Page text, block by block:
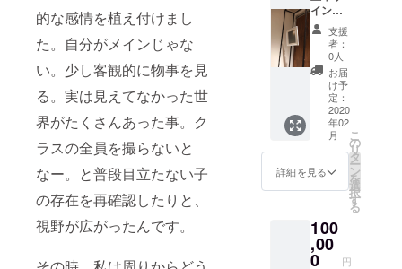
的な感情を植え付けまし
た。自分がメインじゃな
い。少し客観的に物事を見
る。実は見えてなかった世
界がたくさんあった事。ク
ラスの全員を撮らないと
なー。と普段目立たない子
の存在を再確認したりと、
視野が広がったんです。
確実に積
み、時には
自らダン
サーや被写
体をこなし
在。彼女の
「躍動感」
だけでは無
空気感や色
合いをここ
数年で物に
す。 額
装のイ
メージ
です！
真、
アー
写、結
婚式の
前撮
り、家
族写
真！ 彼
氏と
の、彼
女との
日常、
望にお
応えし
ま
イン入
り（シ
リアル
ナン
バー入
り） 今
回の
テーマ
の自己
愛と
テーマ
曲の流
れ星の
正体の
ちなん
で、星
の写真
支援
者：
0人
お届
け予
定：
2020
年02
月
詳細を見る
こ
の
リ
タ
ー
ン
を
選
択
す
る
100
,00
0 円